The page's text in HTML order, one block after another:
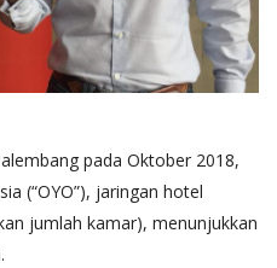
pada Oktober 2018,
(“OYO”), jaringan hotel
jumlah kamar), menunjukkan